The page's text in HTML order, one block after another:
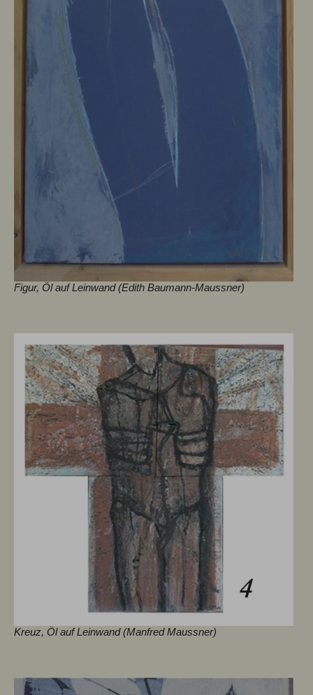
Figur, Öl auf Leinwand (Edith Baumann-Maussner)
Kreuz, Öl auf Leinwand (Manfred Maussner)